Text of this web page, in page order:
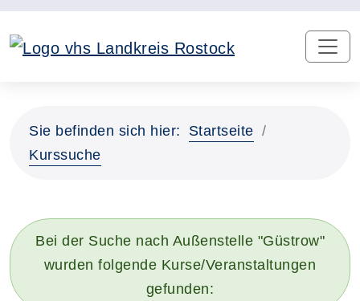
Sie befinden sich hier:
Startseite
Kurssuche
Bei der Suche nach Außenstelle "Güstrow"
wurden folgende Kurse/Veranstaltungen
gefunden: